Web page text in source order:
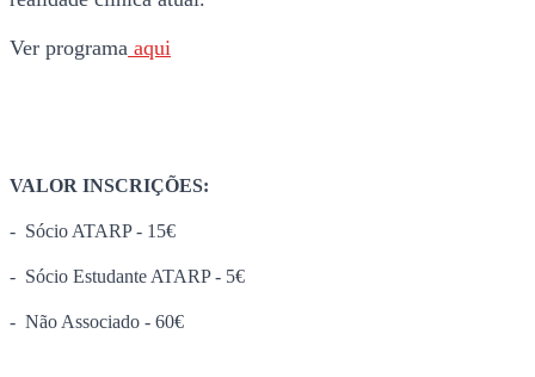
Ver programa aqui
VALOR INSCRIÇÕES:
- Sócio ATARP - 15€
- Sócio Estudante ATARP - 5€
- Não Associado - 60€